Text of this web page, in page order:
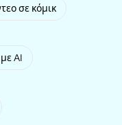
σε κόμικ
AI